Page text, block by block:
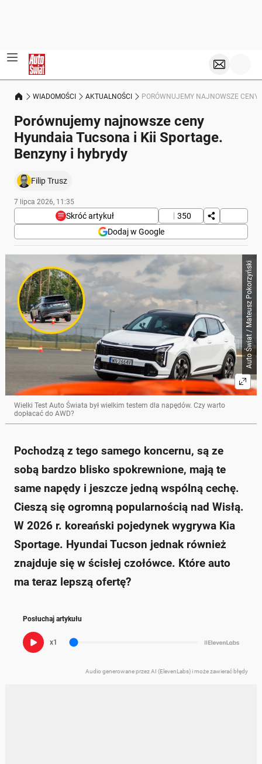
WIADOMOŚCI AKTUALNOŚCI PORÓWNUJEMY NAJNOWSZE CENY
Porównujemy najnowsze ceny
Hyundaia Tucsona i Kii Sportage.
Benzyny i hybrydy
Filip Trusz
7 lipca 2026, 11:35
Skróć artykuł
350
Dodaj w Google
Poniżej streszczenie artykułu:
Skrót przygotowany przez Onet Czat z AI, może zawierać błędy.
Kia Sportage i Hyundai Tucson to jedne z
najpopularniejszych SUV-ów w Polsce w 2026 roku.
Wymiary obu samochodów są bardzo zbliżone: Kia
Sportage ma długość 4540 mm, a Hyundai Tucson
4525 mm.
Ceny zaczynają się od 129 900 zł za Kia Sportage
(benzyna) i 144 900 zł za Hyundai Tucson (benzyna).
Oba modele mają te same silniki, zarówno
benzynowe, jak i hybrydowe, z minimalnymi
różnicami w osiągach i spalaniu.
Wyposażenie standardowe samochodów jest
również porównywalne, z wysokim poziomem
bezpieczeństwa i nowoczesnymi systemami.
Auto Świat / Mateusz Pokorzyński
Wielki Test Auto Świata był wielkim testem dla napędów. Czy warto
dopłacać do AWD?
Pochodzą z tego samego koncernu, są ze
sobą bardzo blisko spokrewnione, mają te
same napędy i jeszcze jedną wspólną cechę.
Cieszą się ogromną popularnością nad Wisłą.
W 2026 r. koreański pojedynek wygrywa Kia
Sportage. Hyundai Tucson jednak również
znajduje się w ścisłej czołówce. Które auto
ma teraz lepszą ofertę?
Posłuchaj artykułu
x1
Audio generowane przez AI (ElevenLabs) i może zawierać błędy